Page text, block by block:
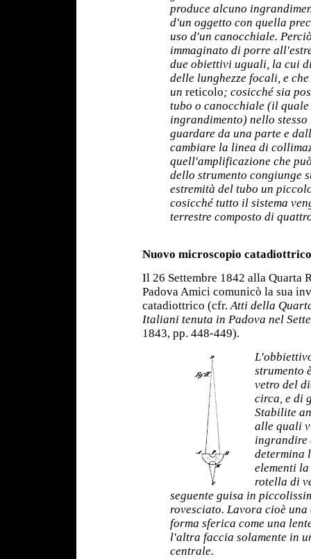
produce alcuno
d'un oggetto con quella
uso d'un canocchiale.
immaginato di porre
due obiettivi uguali, la cui
delle lunghezze focali, e
un reticolo; cosicché sia
tubo o canocchiale (il
ingrandimento) nello
guardare da una parte e
cambiare la linea di
quell'amplificazione che
dello strumento congiunge
estremità del tubo un
cosicché tutto il sistema
terrestre composto di
Nuovo microscopio
Il 26 Settembre 1842 alla
Padova Amici comunicò la sua
catadiottrico (cfr.Atti della
Italiani tenuta in Padova nel
1843, pp. 448-449).
strumento
vetro del
circa, e di
Stabilite
alle quali
ingrandire
determina
elementi
rotella di
seguente guisa in
rovesciato. Lavora cioè
forma sferica come una
l'altra faccia solamente in
centrale.